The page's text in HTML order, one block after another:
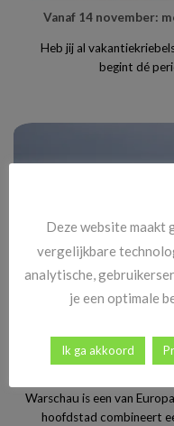
Vanaf 14 november:
Heb jij al
begint dé
Stedentrip Warschau:
Polen’s
Warschau is een van
hoofdstad combineert
Deze website maakt
vergelijkbare
analytische,
je een optimale
Ik ga akkoord